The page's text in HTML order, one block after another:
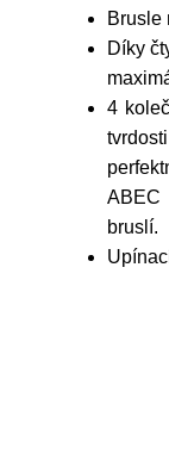
Brusle
Díky
4
bruslí.